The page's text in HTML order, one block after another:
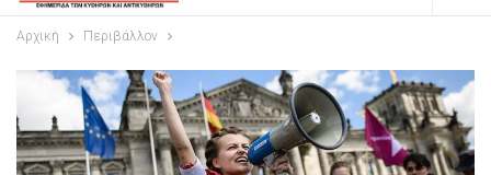
Αρχική Περιβάλλον